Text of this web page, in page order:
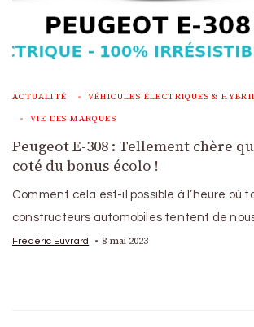
ACTUALITÉ VÉHICULES ÉLECTRIQUES &
VIE DES MARQUES
Peugeot E-308 : Tellement chère
coté du bonus écolo !
Comment cela est-il possible à l’heure où
constructeurs automobiles tentent de
Frédéric Euvrard 8 mai 2023